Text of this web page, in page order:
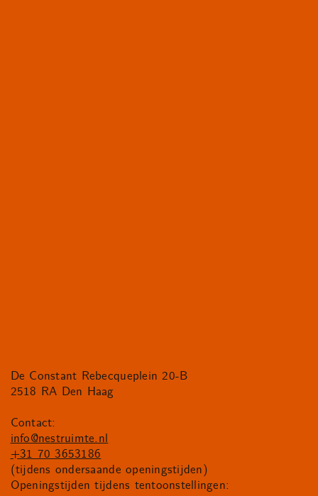
De Constant Rebecqueplein 20-B
2518 RA Den Haag
Contact:
info@nestruimte.nl
+31 70 3653186
(tijdens ondersaande openingstijden)
Openingstijden tijdens tentoonstellingen: